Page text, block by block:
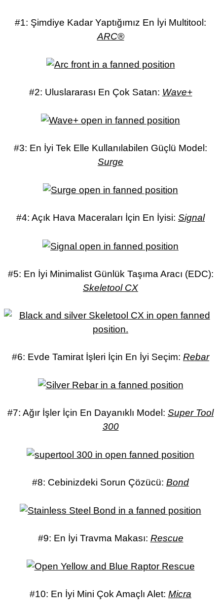
#1: Şimdiye Kadar Yaptığımız En İyi Multitool:
ARC®
#2: Uluslararası En Çok Satan: Wave+
#3: En İyi Tek Elle Kullanılabilen Güçlü Model:
Surge
#4: Açık Hava Maceraları İçin En İyisi: Signal
#5: En İyi Minimalist Günlük Taşıma Aracı (EDC):
Skeletool CX
#6: Evde Tamirat İşleri İçin En İyi Seçim: Rebar
#7: Ağır İşler İçin En Dayanıklı Model: Super Tool
300
#8: Cebinizdeki Sorun Çözücü: Bond
#9: En İyi Travma Makası: Rescue
#10: En İyi Mini Çok Amaçlı Alet: Micra